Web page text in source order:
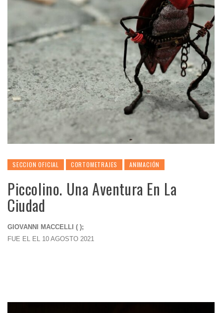
SECCION OFICIAL CORTOMETRAJES ANIMACIÓN
Piccolino. Una Aventura En La
Ciudad
GIOVANNI MACCELLI ( );
FUE EL EL 10 AGOSTO 2021